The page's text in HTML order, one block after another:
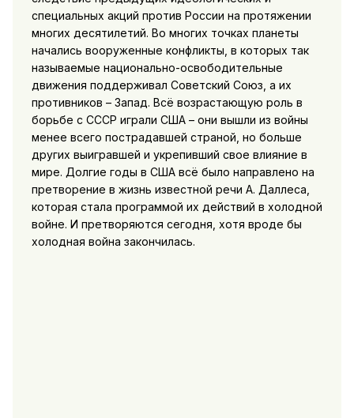
специальных акций против России на протяжении
многих десятилетий. Во многих точках планеты
начались вооруженные конфликты, в которых так
называемые национально-освободительные
движения поддерживал Советский Союз, а их
противников – Запад. Всё возрастающую роль в
борьбе с СССР играли США – они вышли из войны
менее всего пострадавшей страной, но больше
других выигравшей и укрепивший свое влияние в
мире. Долгие годы в США всё было направлено на
претворение в жизнь известной речи А. Даллеса,
которая стала программой их действий в холодной
войне. И претворяются сегодня, хотя вроде бы
холодная война закончилась.